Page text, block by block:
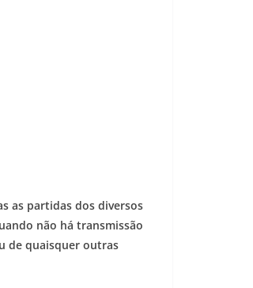
as partidas dos diversos
não há transmissão
de quaisquer outras